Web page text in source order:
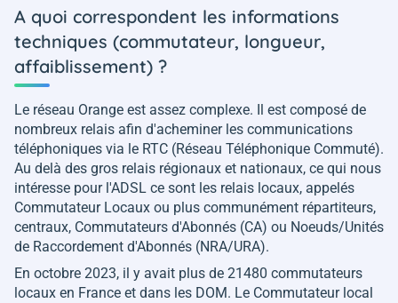
A quoi correspondent les informations
techniques (commutateur, longueur,
affaiblissement) ?
Le réseau Orange est assez complexe. Il est composé de
nombreux relais afin d'acheminer les communications
téléphoniques via le RTC (Réseau Téléphonique Commuté).
Au delà des gros relais régionaux et nationaux, ce qui nous
intéresse pour l'ADSL ce sont les relais locaux, appelés
Commutateur Locaux ou plus communément répartiteurs,
centraux, Commutateurs d'Abonnés (CA) ou Noeuds/Unités
de Raccordement d'Abonnés (NRA/URA).
En octobre 2023, il y avait plus de 21480 commutateurs
locaux en France et dans les DOM. Le Commutateur local